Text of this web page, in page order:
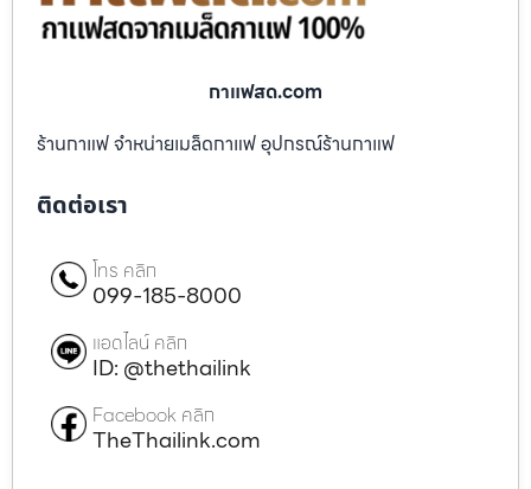
กาแฟสด.com
ร้านกาแฟ จำหน่ายเมล็ดกาแฟ อุปกรณ์ร้านกาแฟ
ติดต่อเรา
โทร คลิก
099-185-8000
แอดไลน์ คลิก
ID: @thethailink
Facebook คลิก
TheThailink.com